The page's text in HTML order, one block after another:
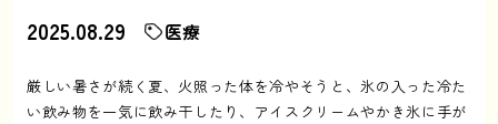
2025.08.29 医療
厳しい暑さが続く夏、火照った体を冷やそうと、氷の入った冷た
い飲み物を一気に飲み干したり、アイスクリームやかき氷に手が